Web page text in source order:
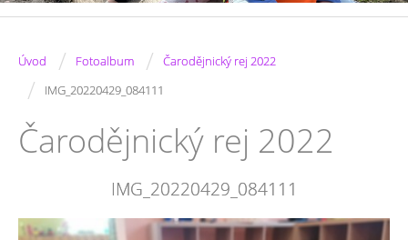
Úvod / Fotoalbum / Čarodějnický rej 2022
/ IMG_20220429_084111
Čarodějnický rej 2022
IMG_20220429_084111